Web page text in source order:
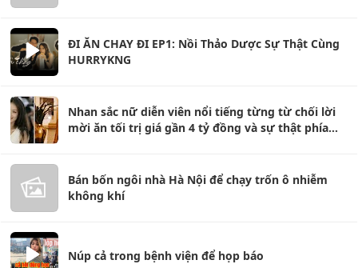
ĐI ĂN CHAY ĐI EP1: Nồi Thảo Dược Sự Thật Cùng
HURRYKNG
Nhan sắc nữ diễn viên nổi tiếng từng từ chối lời
mời ăn tối trị giá gần 4 tỷ đồng và sự thật phía
Bán bốn ngôi nhà Hà Nội để chạy trốn ô nhiễm
không khí
Núp cả trong bệnh viện để họp báo